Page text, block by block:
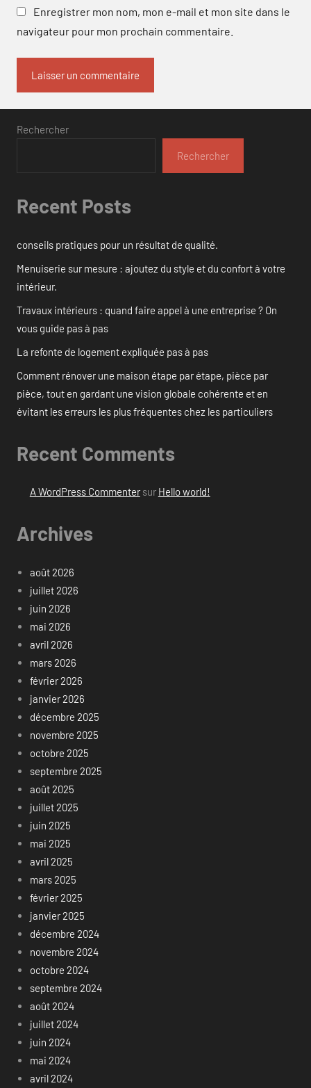
Enregistrer mon nom, mon e-mail et mon site dans le
navigateur pour mon prochain commentaire.
Rechercher
Rechercher
Recent Posts
conseils pratiques pour un résultat de qualité.
Menuiserie sur mesure : ajoutez du style et du confort à votre
intérieur.
Travaux intérieurs : quand faire appel à une entreprise ? On
vous guide pas à pas
La refonte de logement expliquée pas à pas
Comment rénover une maison étape par étape, pièce par
pièce, tout en gardant une vision globale cohérente et en
évitant les erreurs les plus fréquentes chez les particuliers
Recent Comments
A WordPress Commentersur Hello world!
Archives
août 2026
juillet 2026
juin 2026
mai 2026
avril 2026
mars 2026
février 2026
janvier 2026
décembre 2025
novembre 2025
octobre 2025
septembre 2025
août 2025
juillet 2025
juin 2025
mai 2025
avril 2025
mars 2025
février 2025
janvier 2025
décembre 2024
novembre 2024
octobre 2024
septembre 2024
août 2024
juillet 2024
juin 2024
mai 2024
avril 2024